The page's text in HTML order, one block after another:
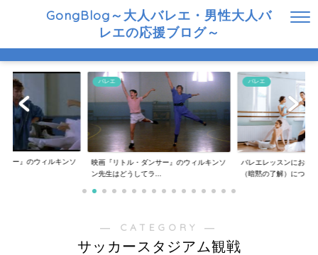
GongBlog～大人バレエ・男性大人バ
レエの応援ブログ～
サー』のウィルキンソ
バレエ
映画『リトル・ダンサー』のウィルキンソ
ン先生はどうしてラ...
バレエ
バレエレッスンにおけ
（暗黙の了解）につ...
― CATEGORY ―
サッカースタジアム観戦